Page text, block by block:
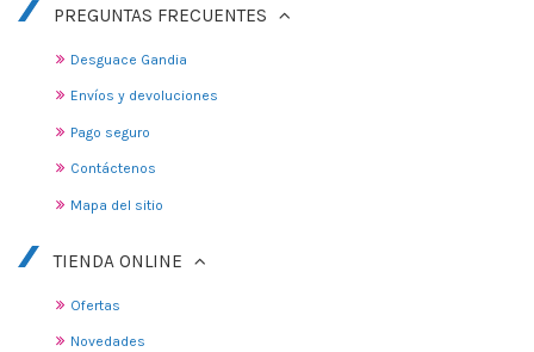
PREGUNTAS FRECUENTES
Desguace Gandia
Envíos y devoluciones
Pago seguro
Contáctenos
Mapa del sitio
TIENDA ONLINE
Ofertas
Novedades